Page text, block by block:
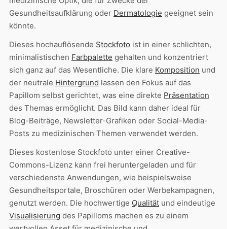
Gesundheitsaufklärung oder Dermatologie geeignet sein
könnte.
Dieses hochauflösende Stockfoto ist in einer schlichten,
minimalistischen Farbpalette gehalten und konzentriert
sich ganz auf das Wesentliche. Die klare Komposition und
der neutrale Hintergrund lassen den Fokus auf das
Papillom selbst gerichtet, was eine direkte Präsentation
des Themas ermöglicht. Das Bild kann daher ideal für
Blog-Beiträge, Newsletter-Grafiken oder Social-Media-
Posts zu medizinischen Themen verwendet werden.
Dieses kostenlose Stockfoto unter einer Creative-
Commons-Lizenz kann frei heruntergeladen und für
verschiedenste Anwendungen, wie beispielsweise
Gesundheitsportale, Broschüren oder Werbekampagnen,
genutzt werden. Die hochwertige Qualität und eindeutige
Visualisierung des Papilloms machen es zu einem